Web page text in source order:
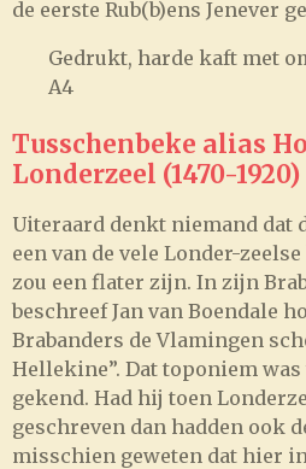
de eerste Rub(b)ens Jenever
Gedrukt, harde kaft met
A4
Tusschenbeke alias
Londerzeel (1470-1920)
Uiteraard denkt niemand dat
een van de vele Londer-
zou een flater zijn. In zijn
beschreef Jan van Boendale
Brabanders de Vlamingen
Hellekine”. Dat toponiem was
gekend. Had hij toen
geschreven dan hadden ook
misschien geweten dat hier